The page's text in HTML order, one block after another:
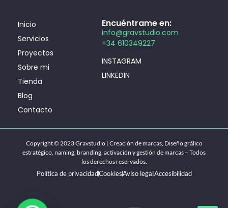
Inicio
Servicios
Proyectos
Sobre mi
Tienda
Blog
Contacto
Encuéntrame en:
info@gravstudio.com
+34 610349227
INSTAGRAM
LINKEDIN
Copyright © 2023 Gravstudio | Creación de marcas, Diseño gráﬁco
estratégico, naming, branding, activación y gestión de marcas – Todos
los derechos reservados.
Política de privacidadCookiesAviso legalAccesibilidad